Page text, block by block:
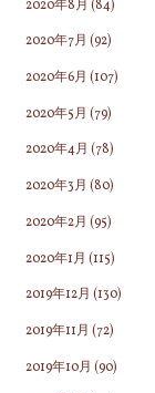
2020年8月 (84)
2020年7月 (92)
2020年6月 (107)
2020年5月 (79)
2020年4月 (78)
2020年3月 (80)
2020年2月 (95)
2020年1月 (115)
2019年12月 (130)
2019年11月 (72)
2019年10月 (90)